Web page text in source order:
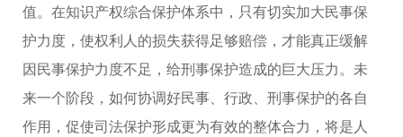
值。在知识产权综合保护体系中，只有切实加大民事保
护力度，使权利人的损失获得足够赔偿，才能真正缓解
因民事保护力度不足，给刑事保护造成的巨大压力。未
来一个阶段，如何协调好民事、行政、刑事保护的各自
作用，促使司法保护形成更为有效的整体合力，将是人